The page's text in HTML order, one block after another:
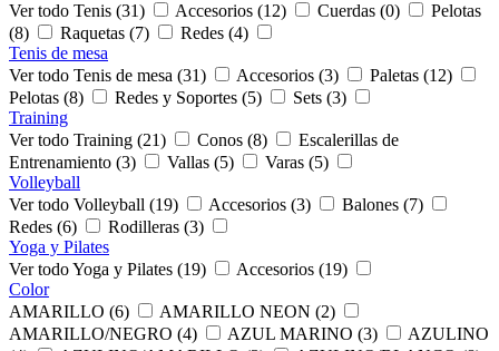
Ver todo Tenis (31)
Accesorios (12) Cuerdas (0)
Pelotas
(8)
Raquetas (7)
Redes (4)
Tenis de mesa
Ver todo Tenis de mesa (31)
Accesorios (3)
Paletas (12)
Pelotas (8)
Redes y Soportes (5)
Sets (3)
Training
Ver todo Training (21)
Conos (8)
Escalerillas de
Entrenamiento (3)
Vallas (5)
Varas (5)
Volleyball
Ver todo Volleyball (19)
Accesorios (3)
Balones (7)
Redes (6)
Rodilleras (3)
Yoga y Pilates
Ver todo Yoga y Pilates (19)
Accesorios (19)
Color
AMARILLO (6)
AMARILLO NEON (2)
AMARILLO/NEGRO (4)
AZUL MARINO (3)
AZULINO